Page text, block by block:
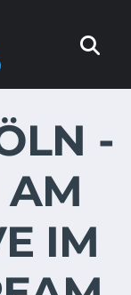
-
AM
IM